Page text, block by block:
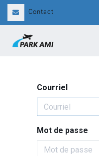
Contact
Courriel
Mot de passe